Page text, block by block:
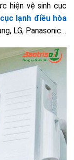
hiện vệ sinh cục
lạnh điều hòa
LG, Panasonic…